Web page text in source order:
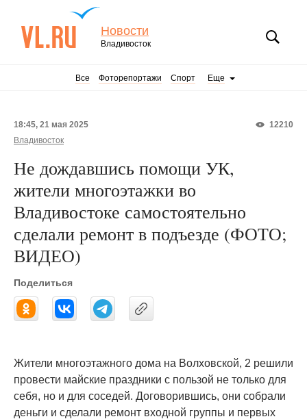
Новости
Владивосток
Все Фоторепортажи Спорт Еще
12210
18:45, 21 мая 2025
Владивосток
Не дождавшись помощи УК,
жители многоэтажки во
Владивостоке самостоятельно
сделали ремонт в подъезде (ФОТО;
ВИДЕО)
Поделиться
Жители многоэтажного дома на Волховской, 2 решили
провести майские праздники с пользой не только для
себя, но и для соседей. Договорившись, они собрали
деньги и сделали ремонт входной группы и первых